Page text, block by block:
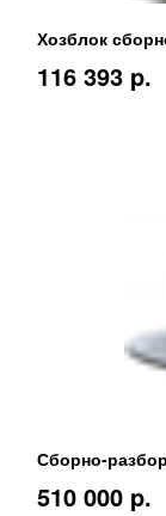
Хозблок
116 393 p.
Сборно-
510 000 p.